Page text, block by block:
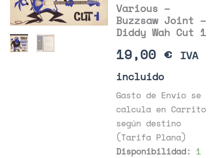
Various –
Buzzsaw Joint –
Diddy Wah Cut 1
19,00 € IVA
incluido
Gasto de Envío se
calcula en Carrito
según destino
(Tarifa Plana)
Disponibilidad: 1